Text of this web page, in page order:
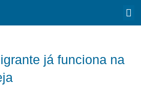
já funciona na